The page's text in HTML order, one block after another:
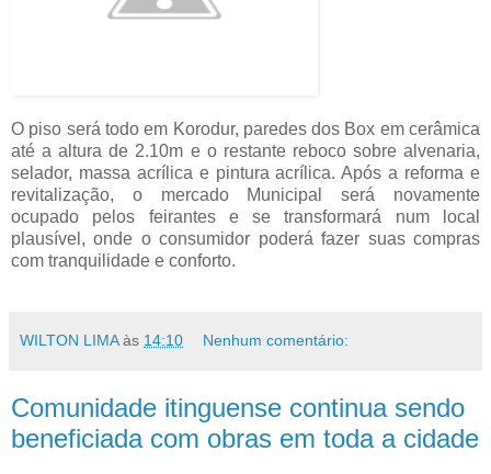
O piso será todo em Korodur, paredes dos Box em cerâmica
até a altura de 2.10m e o restante reboco sobre alvenaria,
selador, massa acrílica e pintura acrílica. Após a reforma e
revitalização, o mercado Municipal será novamente
ocupado pelos feirantes e se transformará num local
plausível, onde o consumidor poderá fazer suas compras
com tranquilidade e conforto.
WILTON LIMA às 14:10 Nenhum comentário:
Comunidade itinguense continua sendo
beneficiada com obras em toda a cidade